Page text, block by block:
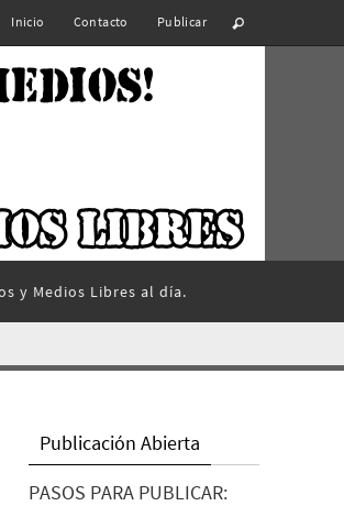
Inicio Contacto Publicar
y Medios Libres al día.
Publicación Abierta
PASOS PARA PUBLICAR: